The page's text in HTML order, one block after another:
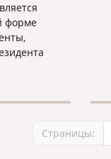
форме
Страницы: